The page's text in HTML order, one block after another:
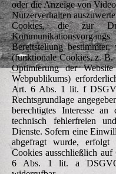
oder die Anzeige von
Nutzerverhalten
Cookies, die zur
Bereitstellung
(funktionale Cookies, z.
Optimierung der
Webpublikums)
Art. 6 Abs. 1 lit. f
Rechtsgrundlage
berechtigtes Interesse
technisch fehlerfreien
Dienste. Sofern eine
abgefragt wurde, erfolgt
Cookies ausschließlich
6 Abs. 1 lit. a